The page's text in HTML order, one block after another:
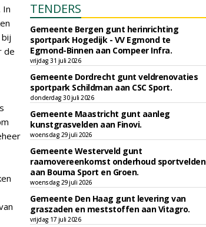
In
de
TENDERS
Gemeente Bergen gunt herinrichting
sportpark Hogedijk - VV Egmond te
Egmond-Binnen aan Compeer Infra.
vrijdag 31 juli 2026
Gemeente Dordrecht gunt veldrenovaties
sportpark Schildman aan CSC Sport.
donderdag 30 juli 2026
Gemeente Maastricht gunt aanleg
kunstgrasvelden aan Finovi.
woensdag 29 juli 2026
Gemeente Westerveld gunt
raamovereenkomst onderhoud sportvelden
aan Bouma Sport en Groen.
woensdag 29 juli 2026
Gemeente Den Haag gunt levering van
graszaden en meststoffen aan Vitagro.
vrijdag 17 juli 2026